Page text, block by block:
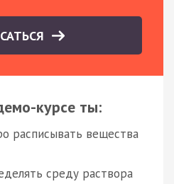
курсе ты:
расписывать вещества
среду раствора